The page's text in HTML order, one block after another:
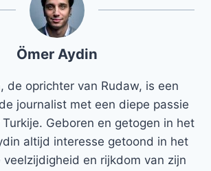
Ömer Aydin
de oprichter van Rudaw, is een
journalist met een diepe passie
Geboren en getogen in het
altijd interesse getoond in het
veelzijdigheid en rijkdom van zijn